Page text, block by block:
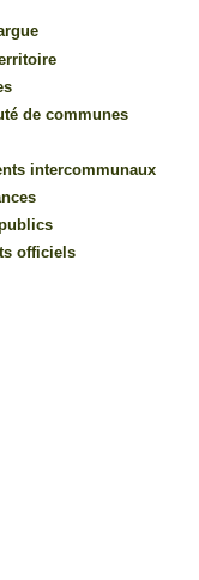
de communes
intercommunaux
officiels